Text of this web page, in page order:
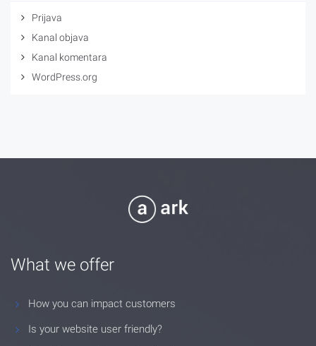
Prijava
Kanal objava
Kanal komentara
WordPress.org
What we offer
How you can impact customers
Is your website user friendly?